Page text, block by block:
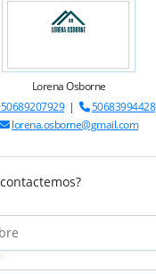
Lorena Osborne
|
50683994428
lorena.osborne@gmail.com